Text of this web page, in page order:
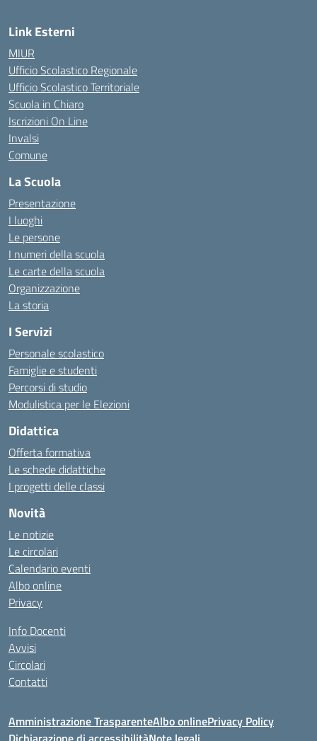
Link Esterni
MIUR
Ufficio Scolastico Regionale
Ufficio Scolastico Territoriale
Scuola in Chiaro
Iscrizioni On Line
Invalsi
Comune
La Scuola
Presentazione
I luoghi
Le persone
I numeri della scuola
Le carte della scuola
Organizzazione
La storia
I Servizi
Personale scolastico
Famiglie e studenti
Percorsi di studio
Modulistica per le Elezioni
Didattica
Offerta formativa
Le schede didattiche
I progetti delle classi
Novità
Le notizie
Le circolari
Calendario eventi
Albo online
Privacy
Info Docenti
Avvisi
Circolari
Contatti
Amministrazione TrasparenteAlbo onlinePrivacy Policy